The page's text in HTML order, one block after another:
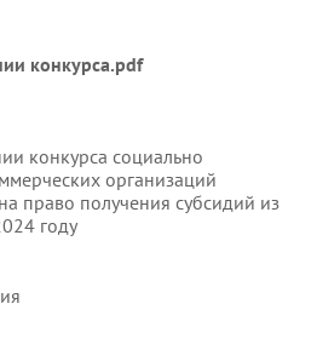
конкурса.pdf
конкурса социально
организаций
право получения субсидий из
году